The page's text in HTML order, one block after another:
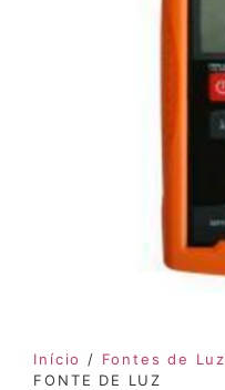
Início / Fontes de Luz
FONTE DE LUZ